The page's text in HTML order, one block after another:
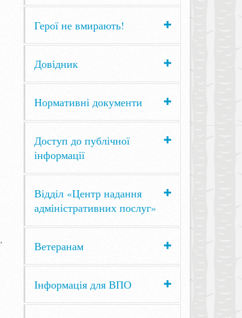
Герої не вмирають!
Довідник
Нормативні документи
Доступ до публічної
інформації
Відділ «Центр надання
адміністративних послуг»
Ветеранам
Інформація для ВПО